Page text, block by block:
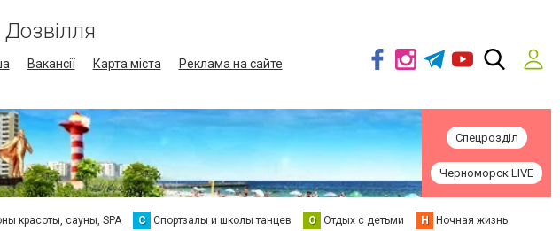
Дозвілля
Вакансії Карта міста
Реклама на сайте
Спецрозділ
Черноморск LIVE
красоты, сауны, SPA С Спортзалы и школы танцев О Отдых с детьми Н Ночная жизнь